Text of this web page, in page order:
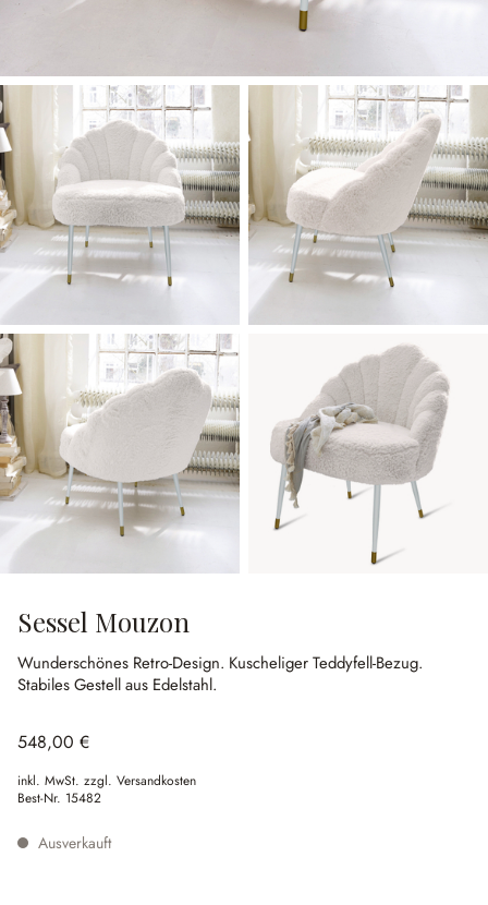
Sessel Mouzon
Wunderschönes Retro-Design. Kuscheliger Teddyfell-Bezug.
Stabiles Gestell aus Edelstahl.
548,00 €
inkl. MwSt. zzgl. Versandkosten
Best-Nr. 15482
Ausverkauft